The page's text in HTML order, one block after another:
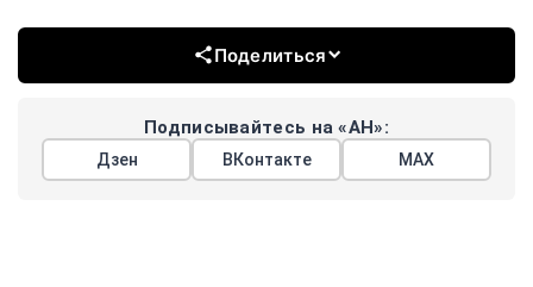
Поделиться
Подписывайтесь на «АН»:
Дзен ВКонтакте МАХ